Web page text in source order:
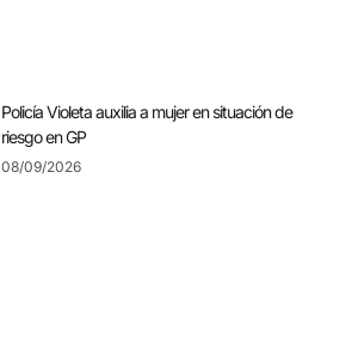
Policía Violeta auxilia a mujer en situación de
riesgo en GP
08/09/2026